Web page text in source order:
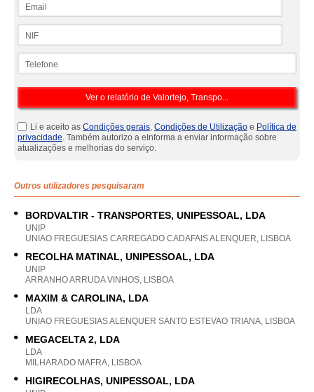
Li e aceito as Condições gerais, Condições de Utilização e Política de
privacidade. Também autorizo a eInforma a enviar informação sobre
atualizações e melhorias do serviço.
Outros utilizadores pesquisaram
BORDVALTIR - TRANSPORTES, UNIPESSOAL, LDA
UNIP
UNIAO FREGUESIAS CARREGADO CADAFAIS ALENQUER, LISBOA
RECOLHA MATINAL, UNIPESSOAL, LDA
UNIP
ARRANHO ARRUDA VINHOS, LISBOA
MAXIM & CAROLINA, LDA
LDA
UNIAO FREGUESIAS ALENQUER SANTO ESTEVAO TRIANA, LISBOA
MEGACELTA 2, LDA
LDA
MILHARADO MAFRA, LISBOA
HIGIRECOLHAS, UNIPESSOAL, LDA